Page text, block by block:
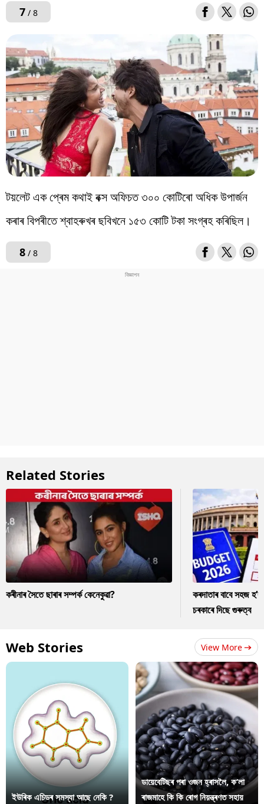
7/ 8
টয়লেট এক প্ৰেম কথাই বক্স অফিচত ৩০০ কোটিৰো অধিক উপাৰ্জন
কৰাৰ বিপৰীতে শ্বাহৰুখৰ ছবিখনে ১৫৩ কোটি টকা সংগ্ৰহ কৰিছিল।
8/ 8
Related Stories
কৰীনাৰ সৈতে ছাৰাৰ সম্পৰ্ক কেনেকুৱা?
কৰদাতাৰ বাবে সহজ
চৰকাৰে দিছে গুৰুত্ব
Web Stories View More
ইউৰিক এচিডৰ সমস্যা আছে নেকি ?
ডায়েবেটিছৰ পৰা ওজন হ্ৰাসলৈ, ক’লা
ৰাজমাহে কি কি ৰোগ নিয়ন্ত্ৰণত সহায়